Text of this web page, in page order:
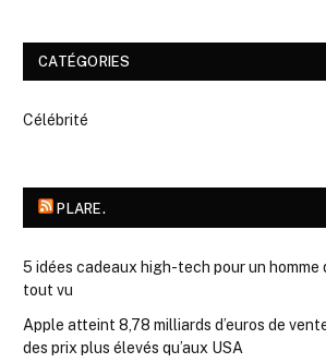
CATÉGORIES
Célébrité
PLARE.
5 idées cadeaux high-tech pour un homme
tout vu
Apple atteint 8,78 milliards d’euros de
des prix plus élevés qu’aux USA